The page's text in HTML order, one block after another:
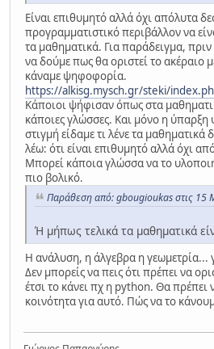
Είναι επιθυμητό αλλά όχι απόλυτα
προγραμματιστικό περιβάλλον να
τα μαθηματικά. Για παράδειγμα,
να δούμε πως θα οριστεί το ακέραιο
κάναμε ψηφοφορία.
https://alkisg.mysch.gr/steki/
Κάποιοι ψήφισαν όπως στα
κάποιες γλώσσες. Και μόνο η
στιγμή είδαμε τι λένε τα μαθηματικά
λέω: ότι είναι επιθυμητό αλλά όχι
Μπορεί κάποια γλώσσα να το
πιο βολικό.
Παράθεση από: gbougioukas στις
Ή μήπως τελικά τα μαθηματικά
Η ανάλυση, η άλγεβρα η γεωμετρία...
Δεν μπορείς να πεις ότι πρέπει να
έτσι το κάνει πχ η python. Θα πρέπει
κοινότητα για αυτό. Πώς να το